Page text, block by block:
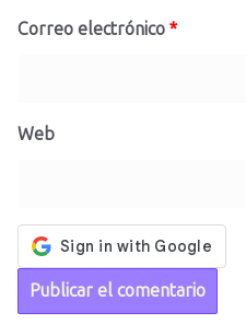
Correo electrónico *
Web